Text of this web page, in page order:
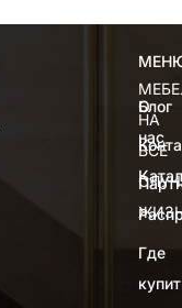
О
нас
Где
Блог
НА
ВСЕ